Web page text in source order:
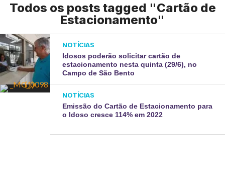
Todos os posts tagged "Cartão de
Estacionamento"
NOTÍCIAS
Idosos poderão solicitar cartão de
estacionamento nesta quinta (29/6), no
Campo de São Bento
NOTÍCIAS
Emissão do Cartão de Estacionamento para
o Idoso cresce 114% em 2022